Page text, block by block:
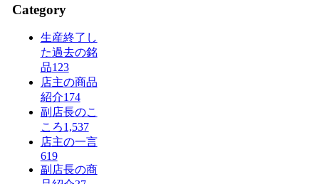
Category
生産終了し
た過去の銘
品123
店主の商品
紹介174
副店長のこ
ころ1,537
店主の一言
619
副店長の商